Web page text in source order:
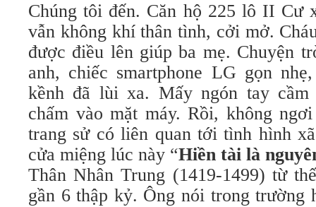
Chúng tôi đến. Căn hộ 225 lô II Cư
vẫn không khí thân tình, cởi mở.
được điều lên giúp ba mẹ. Chuyện
anh, chiếc smartphone LG gọn
kềnh đã lùi xa. Mấy ngón tay cầm
chấm vào mặt máy. Rồi, không
trang sử có liên quan tới tình hình
cửa miệng lúc này “Hiền tài là
Thân Nhân Trung (1419-1499) từ
gần 6 thập kỷ. Ông nói trong trường